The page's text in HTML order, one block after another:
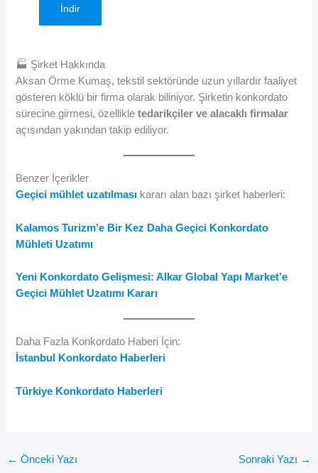
İndir
🏭 Şirket Hakkında
Aksan Örme Kumaş, tekstil sektöründe uzun yıllardır faaliyet
gösteren köklü bir firma olarak biliniyor. Şirketin konkordato
sürecine girmesi, özellikletedarikçiler ve alacaklı firmalar
açısından yakından takip ediliyor.
Benzer İçerikler
Geçici mühlet uzatılması kararı alan bazı şirket haberleri:
Kalamos Turizm’e Bir Kez Daha Geçici Konkordato
Mühleti Uzatımı
Yeni Konkordato Gelişmesi: Alkar Global Yapı Market’e
Geçici Mühlet Uzatımı Kararı
Daha Fazla Konkordato Haberi İçin:
İstanbul Konkordato Haberleri
Türkiye Konkordato Haberleri
← Önceki Yazı Sonraki Yazı →